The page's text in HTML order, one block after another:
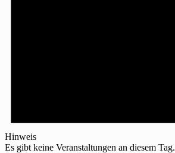
Hinweis
Es gibt keine Veranstaltungen an diesem Tag.